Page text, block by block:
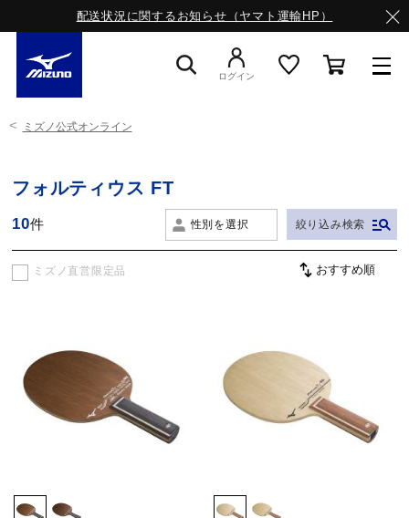
配送状況に関するお知らせ（ヤマト運輸HP）
スニーカー
ライフスタイルウエア
ランニング
トレーニング
ログイン
ミズノ公式オンライン
フォルティウス FT
10件 性別を選択 絞り込み検索
ミズノ直営限定品